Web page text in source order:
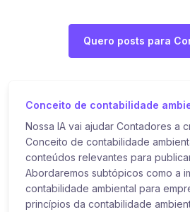
Quero posts para
Conceito de contabilidade
Nossa IA vai ajudar Contadores a
Conceito de contabilidade
conteúdos relevantes para
Abordaremos subtópicos como a
contabilidade ambiental para
princípios da contabilidade